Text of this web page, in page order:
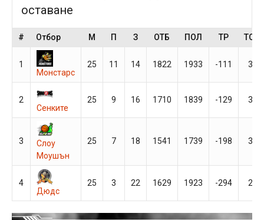
оставане
# Отбор М П З ОТБ ПОЛ ТР ТОЧ
1
Монстарс
25 11 14 1822 1933 -111 36
2
Сенките
25 9 16 1710 1839 -129 34
3
Слоу
Моушън
25 7 18 1541 1739 -198 32
4
Дюдс
25 3 22 1629 1923 -294 28